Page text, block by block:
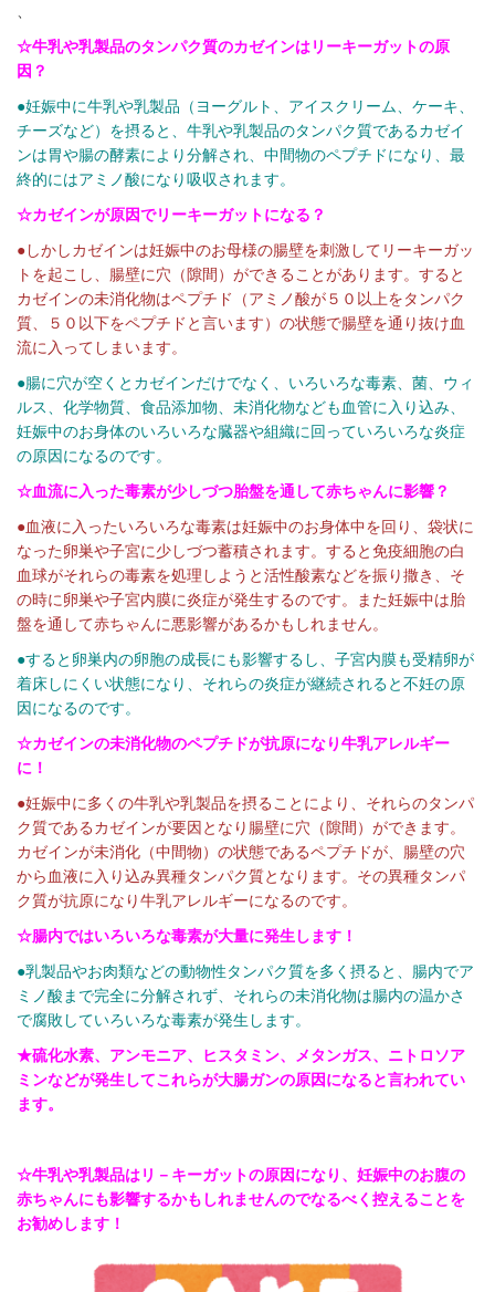
☆牛乳や乳製品のタンパク質のカゼインはリーキーガットの原
因？
●妊娠中に牛乳や乳製品（ヨーグルト、アイスクリーム、ケーキ、
チーズなど）を摂ると、牛乳や乳製品のタンパク質であるカゼイ
ンは胃や腸の酵素により分解され、中間物のペプチドになり、最
終的にはアミノ酸になり吸収されます。
☆カゼインが原因でリーキーガットになる？
●しかしカゼインは妊娠中のお母様の腸壁を刺激してリーキーガッ
トを起こし、腸壁に穴（隙間）ができることがあります。すると
カゼインの未消化物はペプチド（アミノ酸が５０以上をタンパク
質、５０以下をペプチドと言います）の状態で腸壁を通り抜け血
流に入ってしまいます。
●腸に穴が空くとカゼインだけでなく、いろいろな毒素、菌、ウィ
ルス、化学物質、食品添加物、未消化物なども血管に入り込み、
妊娠中のお身体のいろいろな臓器や組織に回っていろいろな炎症
の原因になるのです。
☆血流に入った毒素が少しづつ胎盤を通して赤ちゃんに影響？
●血液に入ったいろいろな毒素は妊娠中のお身体中を回り、袋状に
なった卵巣や子宮に少しづつ蓄積されます。すると免疫細胞の白
血球がそれらの毒素を処理しようと活性酸素などを振り撒き、そ
の時に卵巣や子宮内膜に炎症が発生するのです。また妊娠中は胎
盤を通して赤ちゃんに悪影響があるかもしれません。
●すると卵巣内の卵胞の成長にも影響するし、子宮内膜も受精卵が
着床しにくい状態になり、それらの炎症が継続されると不妊の原
因になるのです。
☆カゼインの未消化物のペプチドが抗原になり牛乳アレルギー
に！
●妊娠中に多くの牛乳や乳製品を摂ることにより、それらのタンパ
ク質であるカゼインが要因となり腸壁に穴（隙間）ができます。
カゼインが未消化（中間物）の状態であるペプチドが、腸壁の穴
から血液に入り込み異種タンパク質となります。その異種タンパ
ク質が抗原になり牛乳アレルギーになるのです。
☆腸内ではいろいろな毒素が大量に発生します！
●乳製品やお肉類などの動物性タンパク質を多く摂ると、腸内でア
ミノ酸まで完全に分解されず、それらの未消化物は腸内の温かさ
で腐敗していろいろな毒素が発生します。
★硫化水素、アンモニア、ヒスタミン、メタンガス、ニトロソア
ミンなどが発生してこれらが大腸ガンの原因になると言われてい
ます。
☆牛乳や乳製品はリ－キーガットの原因になり、妊娠中のお腹の
赤ちゃんにも影響するかもしれませんのでなるべく控えることを
お勧めします！